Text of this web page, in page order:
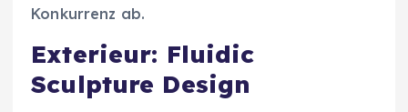
Konkurrenz ab.
Exterieur: Fluidic
Sculpture Design